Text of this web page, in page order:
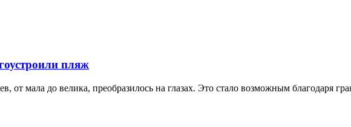
пляж
от мала до велика, преобразилось на глазах. Это стало возможным благодаря